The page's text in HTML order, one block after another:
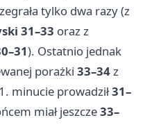
tylko dwa razy (z
31–33 oraz z
). Ostatnio jednak
porażki 33–34z
minucie prowadził31–
miał jeszcze33–